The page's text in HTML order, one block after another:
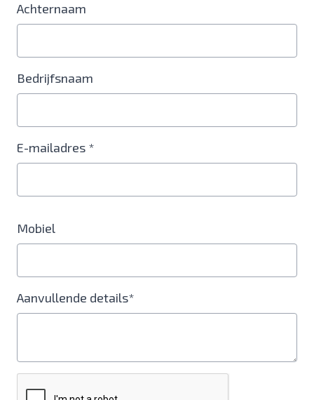
Achternaam
Bedrijfsnaam
E-mailadres *
Mobiel
Aanvullende details*